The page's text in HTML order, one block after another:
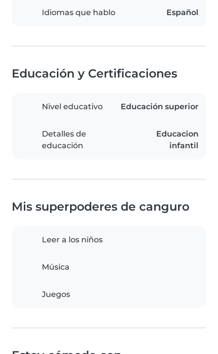
Idiomas que hablo Español
Educación y Certificaciones
Nivel educativo Educación superior
Detalles de
educación
Educacion
infantil
Mis superpoderes de canguro
Leer a los niños
Música
Juegos